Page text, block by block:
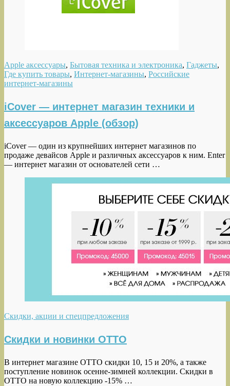
Apple аксессуары, Бытовая техника и электроника, Гаджеты,
Где купить товары, Интернет-магазины, Российские
интернет-магазины
iCover — интернет магазин техники и
аксессуаров Apple (обзор)
iCover — один из крупнейших интернет магазинов по
продаже девайсов Apple и различных аксессуаров к ним. Enter
— интернет магазин от основателей сети …
Скидки, акции и спецпредложения
Скидки и новинки OTTO
В интернет магазине OTTO скидки 10, 15 и 20%, а также
поступление новинок осенне-зимней коллекции. Скидки в
OTTO на новую коллекцию -15% …